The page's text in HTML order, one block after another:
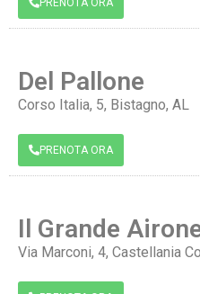
PRENOTA ORA
Del Pallone
Corso Italia, 5, Bistagno, AL
PRENOTA ORA
Il Grande
Via Marconi, 4, Castellania